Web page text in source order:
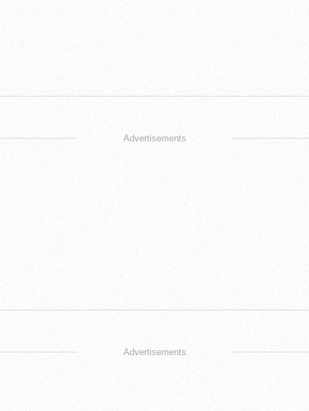
Advertisements
Advertisements